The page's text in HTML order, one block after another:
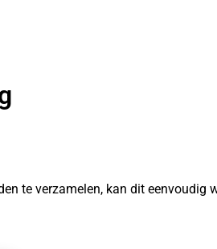
te verzamelen, kan dit eenvoudig